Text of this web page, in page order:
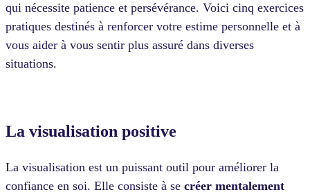
qui nécessite patience et persévérance. Voici cinq exercices
pratiques destinés à renforcer votre estime personnelle et à
vous aider à vous sentir plus assuré dans diverses
situations.
La visualisation positive
La visualisation est un puissant outil pour améliorer la
confiance en soi. Elle consiste à se créer mentalement